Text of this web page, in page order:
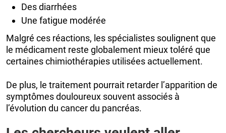
Des diarrhées
Une fatigue modérée
Malgré ces réactions, les spécialistes soulignent que
le médicament reste globalement mieux toléré que
certaines chimiothérapies utilisées actuellement.
De plus, le traitement pourrait retarder l’apparition de
symptômes douloureux souvent associés à
l’évolution du cancer du pancréas.